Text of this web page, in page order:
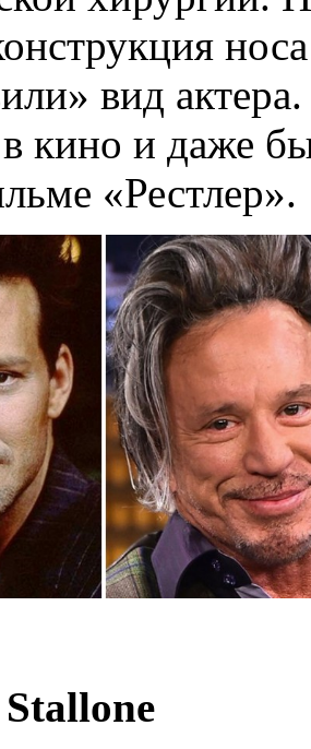
вид
в кино и даже
«Рестлер».